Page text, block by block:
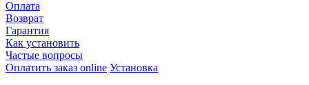
Оплата
Возврат
Гарантия
Как установить
Частые вопросы
Оплатить заказ online Установка